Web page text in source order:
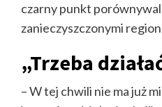
czarny punkt
zanieczyszczonymi
„Trzeba
– W tej chwili nie ma już